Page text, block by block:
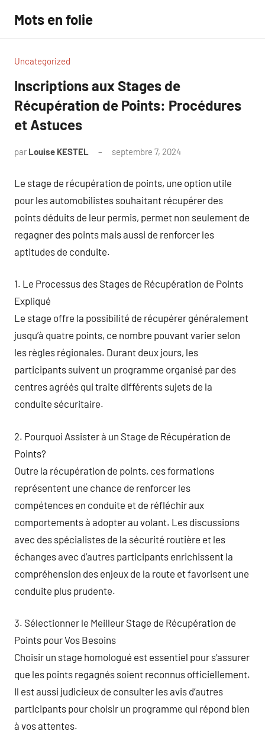
contenu
Mots en folie
Uncategorized
Inscriptions aux Stages de
Récupération de Points: Procédures
et Astuces
par Louise KESTEL septembre 7, 2024
Le stage de récupération de points, une option utile
pour les automobilistes souhaitant récupérer des
points déduits de leur permis, permet non seulement de
regagner des points mais aussi de renforcer les
aptitudes de conduite.
1. Le Processus des Stages de Récupération de Points
Expliqué
Le stage offre la possibilité de récupérer généralement
jusqu’à quatre points, ce nombre pouvant varier selon
les règles régionales. Durant deux jours, les
participants suivent un programme organisé par des
centres agréés qui traite différents sujets de la
conduite sécuritaire.
2. Pourquoi Assister à un Stage de Récupération de
Points?
Outre la récupération de points, ces formations
représentent une chance de renforcer les
compétences en conduite et de réfléchir aux
comportements à adopter au volant. Les discussions
avec des spécialistes de la sécurité routière et les
échanges avec d’autres participants enrichissent la
compréhension des enjeux de la route et favorisent une
conduite plus prudente.
3. Sélectionner le Meilleur Stage de Récupération de
Points pour Vos Besoins
Choisir un stage homologué est essentiel pour s’assurer
que les points regagnés soient reconnus officiellement.
Il est aussi judicieux de consulter les avis d’autres
participants pour choisir un programme qui répond bien
à vos attentes.